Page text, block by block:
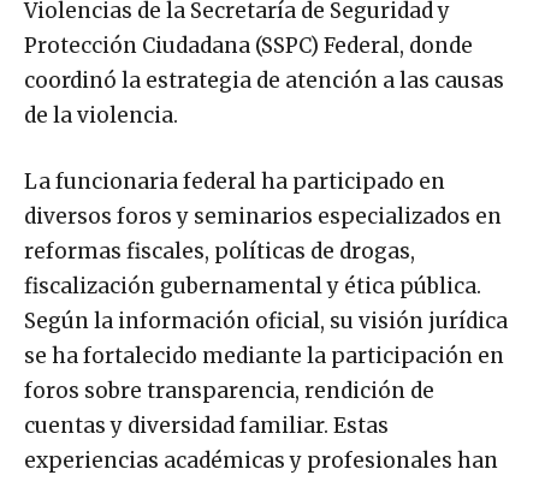
Violencias de la Secretaría de Seguridad y
Protección Ciudadana (SSPC) Federal, donde
coordinó la estrategia de atención a las causas
de la violencia.
La funcionaria federal ha participado en
diversos foros y seminarios especializados en
reformas fiscales, políticas de drogas,
fiscalización gubernamental y ética pública.
Según la información oficial, su visión jurídica
se ha fortalecido mediante la participación en
foros sobre transparencia, rendición de
cuentas y diversidad familiar. Estas
experiencias académicas y profesionales han